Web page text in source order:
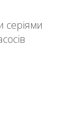
серіями